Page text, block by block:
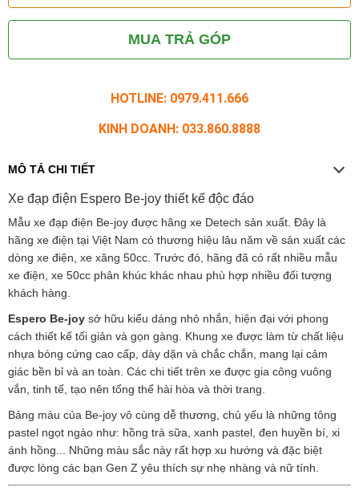
MUA TRẢ GÓP
HOTLINE: 0979.411.666
KINH DOANH: 033.860.8888
MÔ TẢ CHI TIẾT
Xe đạp điện Espero Be-joy thiết kế độc đáo
Mẫu xe đạp điện Be-joy được hãng xe Detech sản xuất. Đây là
hãng xe điện tại Việt Nam có thương hiệu lâu năm về sản xuất các
dòng xe điện, xe xăng 50cc. Trước đó, hãng đã có rất nhiều mẫu
xe điện, xe 50cc phân khúc khác nhau phù hợp nhiều đối tượng
khách hàng.
Espero Be-joy sở hữu kiểu dáng nhỏ nhắn, hiện đại với phong
cách thiết kế tối giản và gọn gàng. Khung xe được làm từ chất liệu
nhựa bóng cứng cao cấp, dày dặn và chắc chắn, mang lại cảm
giác bền bỉ và an toàn. Các chi tiết trên xe được gia công vuông
vắn, tinh tế, tạo nên tổng thể hài hòa và thời trang.
Bảng màu của Be-joy vô cùng dễ thương, chủ yếu là những tông
pastel ngọt ngào như: hồng trà sữa, xanh pastel, đen huyền bí, xi
ánh hồng... Những màu sắc này rất hợp xu hướng và đặc biệt
được lòng các bạn Gen Z yêu thích sự nhẹ nhàng và nữ tính.